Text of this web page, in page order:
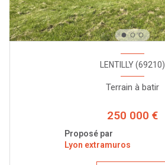
LENTILLY (69210)
Terrain à batir
250 000 €
Proposé par
Lyon extramuros